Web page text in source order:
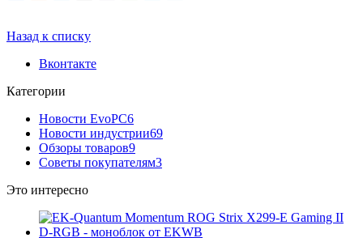
Назад к списку
Вконтакте
Категории
Новости EvoPC6
Новости индустрии69
Обзоры товаров9
Советы покупателям3
Это интересно